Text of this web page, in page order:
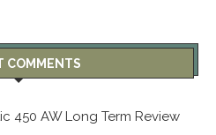
COMMENTS
450 AW Long Term Review